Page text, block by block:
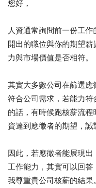
您好，
人資通常詢問前一份工
開出的職位與你的期望
力與市場價值是否相符。
其實大多數公司在篩選
符合公司需求，若能力
的話，有時候跑核薪流
資達到應徵者的期望，誠
因此，若應徵者能展現出
工作能力，其實可以回答
我尊重貴公司核薪的結